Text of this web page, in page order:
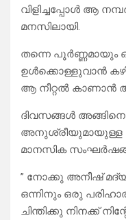
വിളിച്ചപ്പോൾ ആ
മനസിലായി.
തന്നെ പൂർണ്ണമായും
ഉൾക്കൊള്ളുവാൻ
ആ നീറ്റൽ കാണാൻ
ദിവസങ്ങൾ
അനുശ്രീയുമായുള്ള
മാനസിക
” നോക്കു അനീഷ്
ഒന്നിനും ഒരു
ചിന്തിക്കു നിനക്ക്‌